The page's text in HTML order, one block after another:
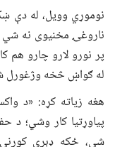
نوموړي وویل، له دې
ناروغۍ مخنیوی نه شي
پر نورو لارو چارو
له ګواښ څخه
هغه زیاته کړه: «د
پیاوړتیا کار وشي؛ د
شي، ځکه ډېرې